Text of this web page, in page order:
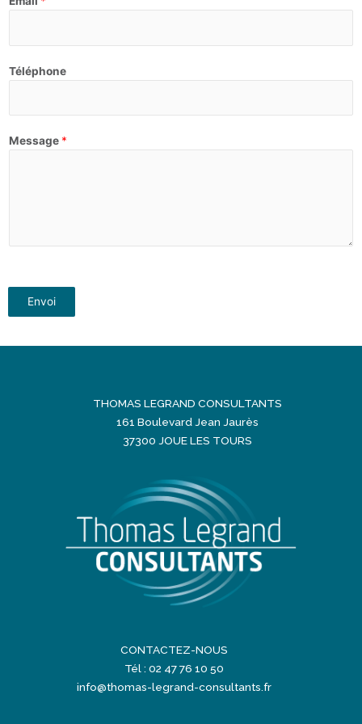
Téléphone
Message *
Envoi
THOMAS LEGRAND CONSULTANTS
161 Boulevard Jean Jaurès
37300 JOUE LES TOURS
CONTACTEZ-NOUS
Tél : 02 47 76 10 50
info@thomas-legrand-consultants.fr